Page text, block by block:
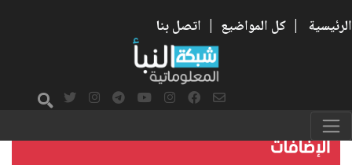
الرئيسية | كل المواضيع | اتصل بنا